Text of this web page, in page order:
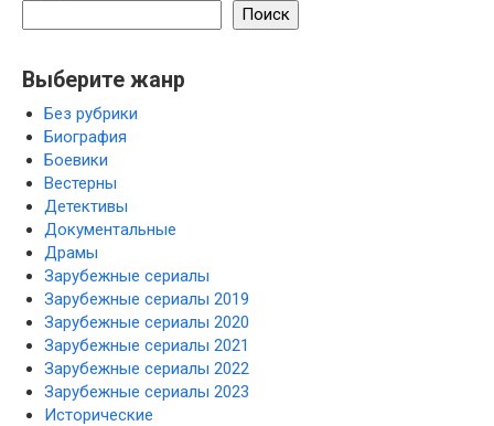
Поиск
Выберите жанр
Без рубрики
Биография
Боевики
Вестерны
Детективы
Документальные
Драмы
Зарубежные сериалы
Зарубежные сериалы 2019
Зарубежные сериалы 2020
Зарубежные сериалы 2021
Зарубежные сериалы 2022
Зарубежные сериалы 2023
Исторические